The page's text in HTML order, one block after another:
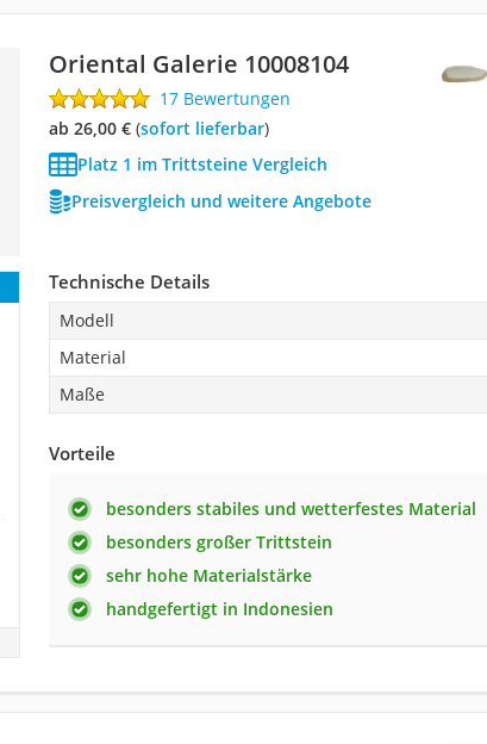
Oriental Galerie 10008104
17 Bewertungen
ab 26,00 €( Sofort lieferbar)
Platz 1 im Trittsteine Vergleich
Preisvergleich und weitere Angebote
Technische Details
Modell
Material
Maße
Vorteile
besonders stabiles und wetterfestes Material
besonders großer Trittstein
sehr hohe Materialstärke
handgefertigt in Indonesien